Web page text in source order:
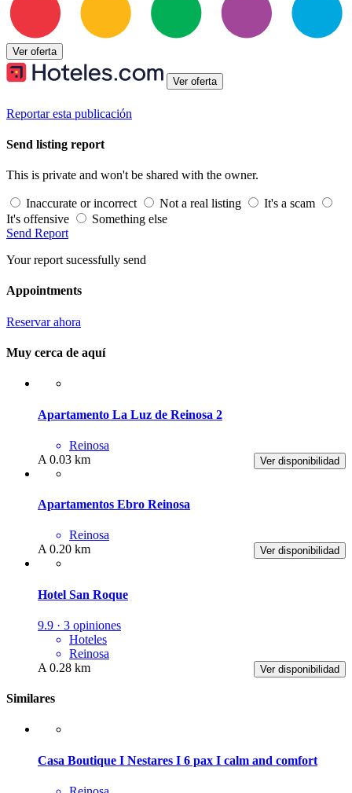
Ver oferta
Ver oferta
Reportar esta publicación
Send listing report
This is private and won't be shared with the owner.
Inaccurate or incorrect Not a real listing
It's a scam
It's offensive
Something else
Send Report
Your report sucessfully send
Appointments
Reservar ahora
Muy cerca de aquí
Apartamento La Luz de Reinosa 2
Reinosa
Ver disponibilidad
A 0.03 km
Apartamentos Ebro Reinosa
Reinosa
Ver disponibilidad
A 0.20 km
Hotel San Roque
9.9 · 3 opiniones
Hoteles
Reinosa
Ver disponibilidad
A 0.28 km
Similares
Casa Boutique I Nestares I 6 pax I calm and comfort